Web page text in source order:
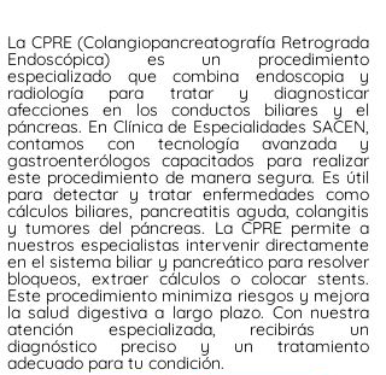
La CPRE (Colangiopancreatografía Retrograda
Endoscópica) es un procedimiento
especializado que combina endoscopia y
radiología para tratar y diagnosticar
afecciones en los conductos biliares y el
páncreas. En Clínica de Especialidades SACEN,
contamos con tecnología avanzada y
gastroenterólogos capacitados para realizar
este procedimiento de manera segura. Es útil
para detectar y tratar enfermedades como
cálculos biliares, pancreatitis aguda, colangitis
y tumores del páncreas. La CPRE permite a
nuestros especialistas intervenir directamente
en el sistema biliar y pancreático para resolver
bloqueos, extraer cálculos o colocar stents.
Este procedimiento minimiza riesgos y mejora
la salud digestiva a largo plazo. Con nuestra
atención especializada, recibirás un
diagnóstico preciso y un tratamiento
adecuado para tu condición.